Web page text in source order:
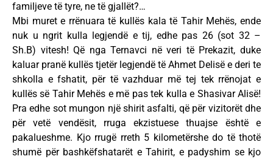
familjeve të tyre, ne të gjallët?…
Mbi muret e rrënuara të kullës kala të Tahir Mehës, ende
nuk u ngrit kulla legjendë e tij, edhe pas 26 (sot 32 –
Sh.B) vitesh! Që nga Ternavci në veri të Prekazit, duke
kaluar pranë kullës tjetër legjendë të Ahmet Delisë e deri te
shkolla e fshatit, për të vazhduar më tej tek rrënojat e
kullës së Tahir Mehës e më pas tek kulla e Shasivar Alisë!
Pra edhe sot mungon një shirit asfalti, që për vizitorët dhe
për vetë vendësit, rruga ekzistuese thuajse është e
pakalueshme. Kjo rrugë rreth 5 kilometërshe do të thotë
shumë për bashkëfshatarët e Tahirit, e padyshim se kjo